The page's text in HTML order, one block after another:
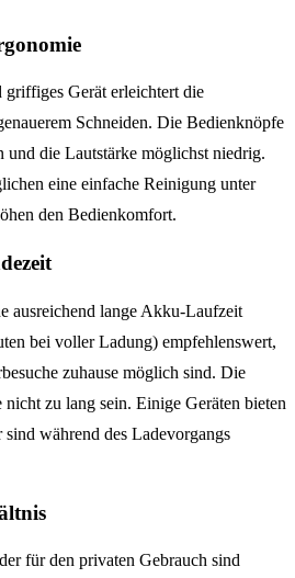
griffiges Gerät erleichtert die
Schneiden. Die Bedienknöpfe
und die Lautstärke möglichst niedrig.
eine einfache Reinigung unter
den Bedienkomfort.
ausreichend lange Akku-Laufzeit
bei voller Ladung) empfehlenswert,
zuhause möglich sind. Die
zu lang sein. Einige Geräten bieten
während des Ladevorgangs
für den privaten Gebrauch sind